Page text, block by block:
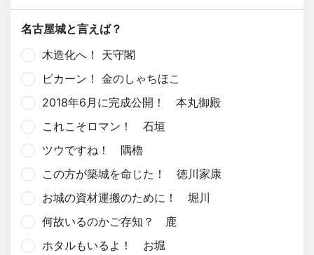
名古屋城と言えば？
木造化へ！ 天守閣
ピカーン！ 金のしゃちほこ
2018年6月に完成公開！ 本丸御殿
これこそロマン！ 石垣
ツウですね！ 隅櫓
この方が築城を命じた！ 徳川家康
お城の資材運搬のために！ 堀川
何故いるのかご存知？ 鹿
ホタルもいるよ！ お堀